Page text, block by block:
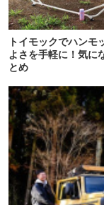
トイモックでハンモ
よさを手軽に！気に
とめ